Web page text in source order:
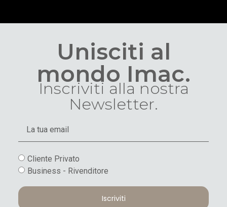
Unisciti al
mondo Imac.
Inscriviti alla nostra
Newsletter.
Cliente Privato
Business - Rivenditore
Iscriviti